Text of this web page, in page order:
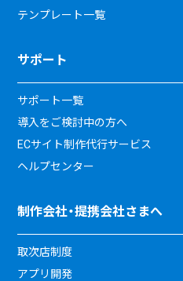
テンプレート一覧
サポート
サポート一覧
導入をご検討中の方へ
ECサイト制作代行サービス
ヘルプセンター
制作会社・提携会社さまへ
取次店制度
アプリ開発